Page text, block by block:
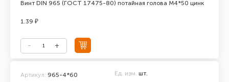
Винт DIN 965 (ГОСТ 17475-80) потайная голова М4*50 цинк
1.39 ₽
Артикул: 965-4*60 Ед. изм. шт.